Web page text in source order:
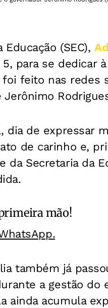
(SEC),
para se dedicar
foi feito nas redes
dia de expressar
de carinho e,
da Secretaria da
mão!
também já
a gestão do
ainda acumula